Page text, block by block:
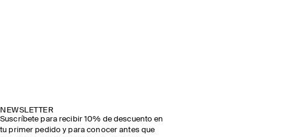
NEWSLETTER
Suscríbete para recibir 10% de descuento en
tu primer pedido y para conocer antes que